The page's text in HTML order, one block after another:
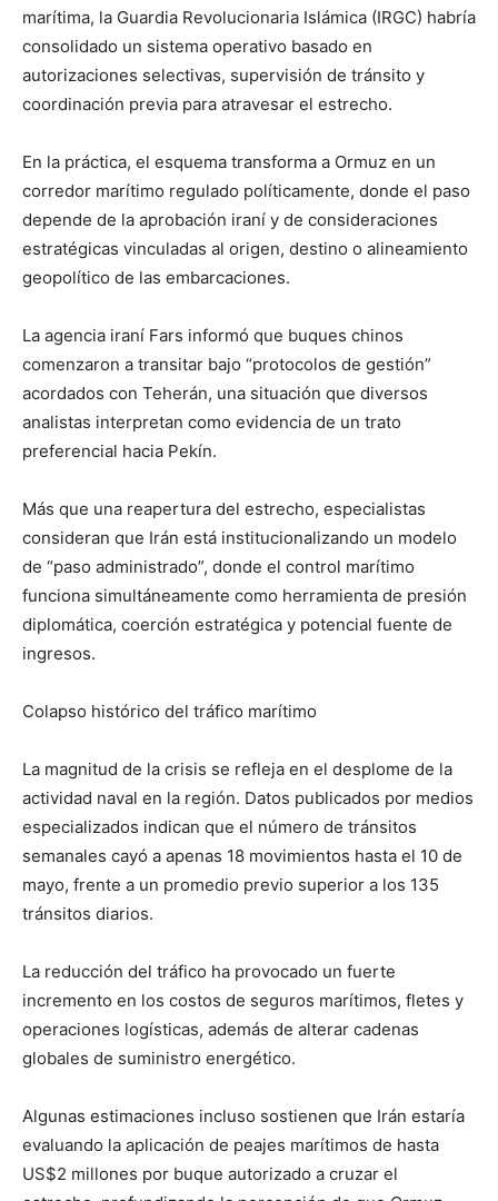
marítima, la Guardia Revolucionaria Islámica (IRGC) habría
consolidado un sistema operativo basado en
autorizaciones selectivas, supervisión de tránsito y
coordinación previa para atravesar el estrecho.
En la práctica, el esquema transforma a Ormuz en un
corredor marítimo regulado políticamente, donde el paso
depende de la aprobación iraní y de consideraciones
estratégicas vinculadas al origen, destino o alineamiento
geopolítico de las embarcaciones.
La agencia iraní Fars informó que buques chinos
comenzaron a transitar bajo “protocolos de gestión”
acordados con Teherán, una situación que diversos
analistas interpretan como evidencia de un trato
preferencial hacia Pekín.
Más que una reapertura del estrecho, especialistas
consideran que Irán está institucionalizando un modelo
de “paso administrado”, donde el control marítimo
funciona simultáneamente como herramienta de presión
diplomática, coerción estratégica y potencial fuente de
ingresos.
Colapso histórico del tráfico marítimo
La magnitud de la crisis se refleja en el desplome de la
actividad naval en la región. Datos publicados por medios
especializados indican que el número de tránsitos
semanales cayó a apenas 18 movimientos hasta el 10 de
mayo, frente a un promedio previo superior a los 135
tránsitos diarios.
La reducción del tráfico ha provocado un fuerte
incremento en los costos de seguros marítimos, fletes y
operaciones logísticas, además de alterar cadenas
globales de suministro energético.
Algunas estimaciones incluso sostienen que Irán estaría
evaluando la aplicación de peajes marítimos de hasta
US$2 millones por buque autorizado a cruzar el